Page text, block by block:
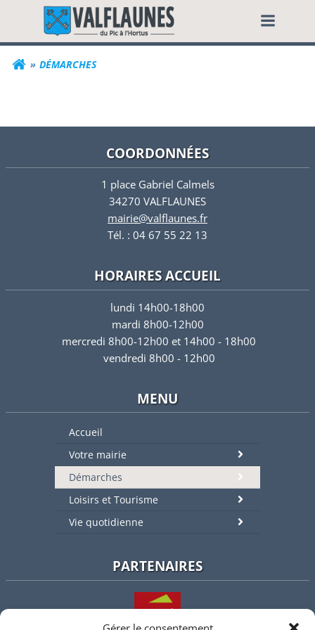
contenuCommune de
DÉMARCHES
COORDONNÉES
1 place Gabriel Calmels
34270 VALFLAUNES
mairie@valflaunes.fr
Tél. : 04 67 55 22 13
HORAIRES ACCUEIL
lundi 14h00-18h00
mardi 8h00-12h00
mercredi 8h00-12h00 et 14h00 - 18h00
vendredi 8h00 - 12h00
MENU
Accueil
Votre mairie
Démarches
Loisirs et Tourisme
Vie quotidienne
PARTENAIRES